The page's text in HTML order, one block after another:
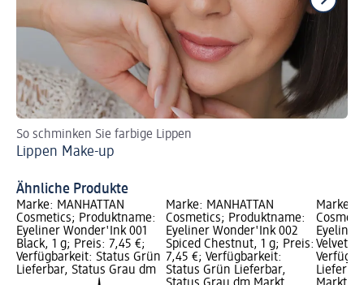
So schminken Sie farbige Lippen
Lippen Make-up
Ähnliche Produkte
Marke: MANHATTAN
Cosmetics; Produktname:
Eyeliner Wonder'Ink 001
Black, 1 g; Preis: 7,45 €;
Verfügbarkeit: Status Grün
Lieferbar, Status Grau dm
Marke: MANHATTAN
Cosmetics; Produktname:
Eyeliner Wonder'Ink 002
Spiced Chestnut, 1 g; Preis:
7,45 €; Verfügbarkeit:
Status Grün Lieferbar,
Marke:
Eyeliner
Velvet